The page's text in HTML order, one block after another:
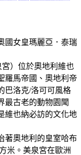
國女皇瑪麗亞．泰瑞
宮）位於奧地利維也
羅馬帝國、奧地利帝
巴洛克/洛可可風格
最古老的動物園聞
維也納必訪的文化地
著奧地利的皇室哈布
米。美泉宮在歐洲